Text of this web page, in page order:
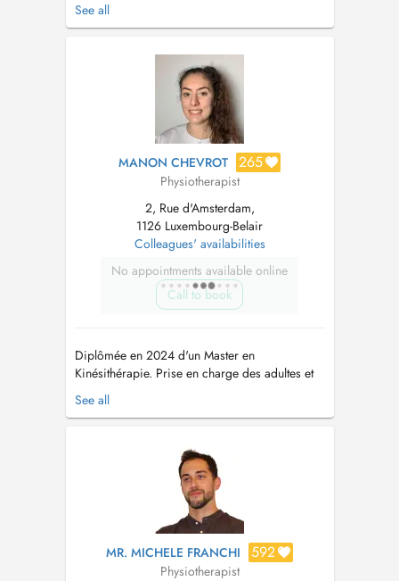
m'appuyant sur les meilleures pratiques
chaque patient. L'un de mes points forts est la
prise en charge des blessures sporti...
See all
MANON CHEVROT 265
Physiotherapist
2, Rue d'Amsterdam,
1126 Luxembourg-Belair
Colleagues' availabilities
No appointments available online
Call to book
Diplômée en 2024 d'un Master en
Kinésithérapie. Prise en charge des adultes et
des enfants, avec un accompagnement adapté
au besoin de chaque patient. Consultation en
Thérapie Manuelle - L'épaule, pratique fondée
sur les preuves - Prise en s...
See all
MR. MICHELE FRANCHI 592
Physiotherapist